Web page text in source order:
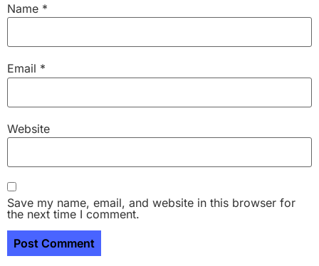
Name *
Email *
Website
Save my name, email, and website in this browser for
the next time I comment.